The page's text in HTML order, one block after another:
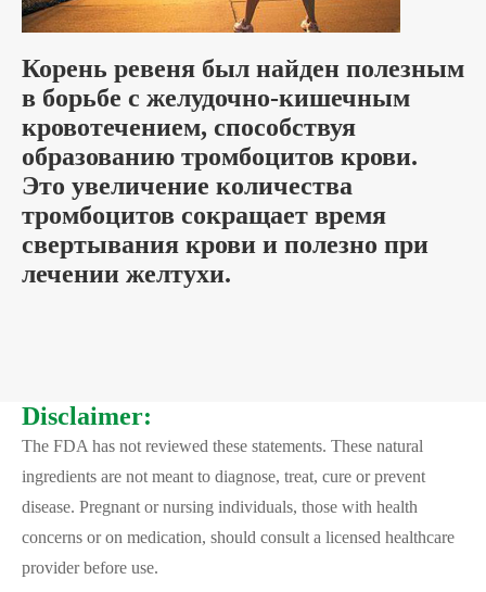
Корень ревеня был найден полезным
в борьбе с желудочно-кишечным
кровотечением, способствуя
образованию тромбоцитов крови.
Это увеличение количества
тромбоцитов сокращает время
свертывания крови и полезно при
лечении желтухи.
Disclaimer:
The FDA has not reviewed these statements. These natural
ingredients are not meant to diagnose, treat, cure or prevent
disease. Pregnant or nursing individuals, those with health
concerns or on medication, should consult a licensed healthcare
provider before use.